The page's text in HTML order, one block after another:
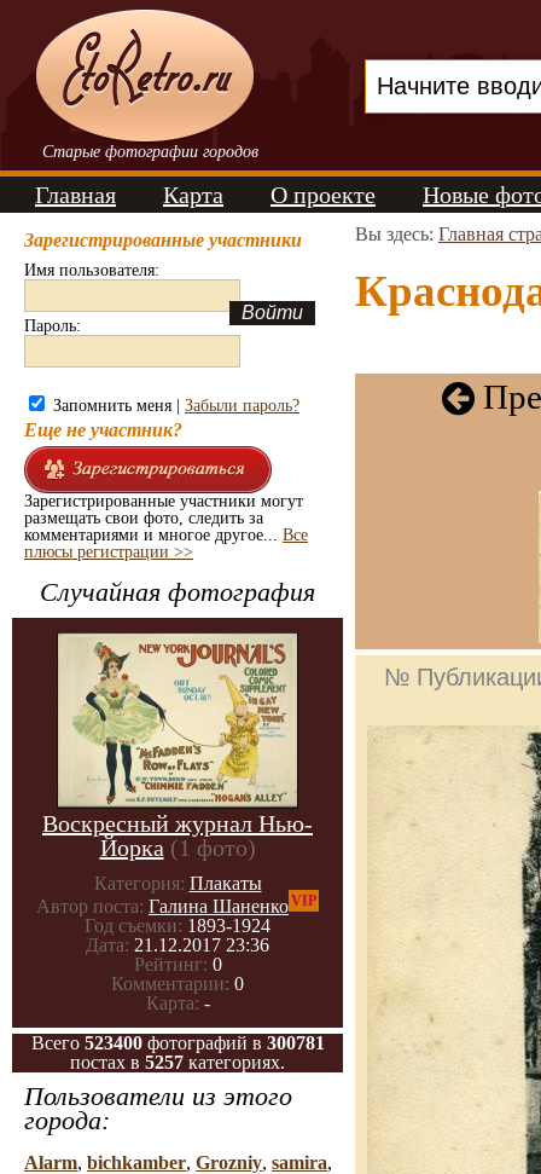
Старые фотографии городов
Главная Карта О проекте Новые
Зарегистрированные участники
Имя пользователя:
Пароль:
Запомнить меня | Забыли пароль?
Еще не участник?
Зарегистрированные участники могут
размещать свои фото, следить за
комментариями и многое другое... Все
плюсы регистрации >>
Случайная фотография
Воскресный журнал Нью-
Йорка (1 фото)
Категория: Плакаты
Автор поста: Галина ШаненкоVIP
Год съемки: 1893-1924
Дата: 21.12.2017 23:36
Рейтинг: 0
Комментарии: 0
Карта: -
Всего 523400фотографий в 300781
постах в 5257 категориях.
Пользователи из этого
города:
Alarm, bichkamber, Grozniy, samira,
Вы здесь: Главная
№